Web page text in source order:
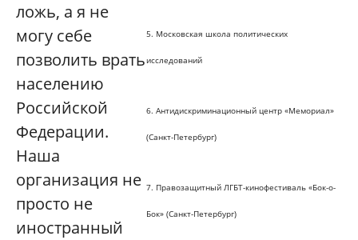
5. Московская школа политических
исследований
6. Антидискриминационный центр «Мемориал»
(Санкт-Петербург)
7. Правозащитный ЛГБТ-кинофестиваль «Бок-о-
Бок» (Санкт-Петербург)
ложь, а я не
могу себе
позволить врать
населению
Российской
Федерации.
Наша
организация не
просто не
иностранный